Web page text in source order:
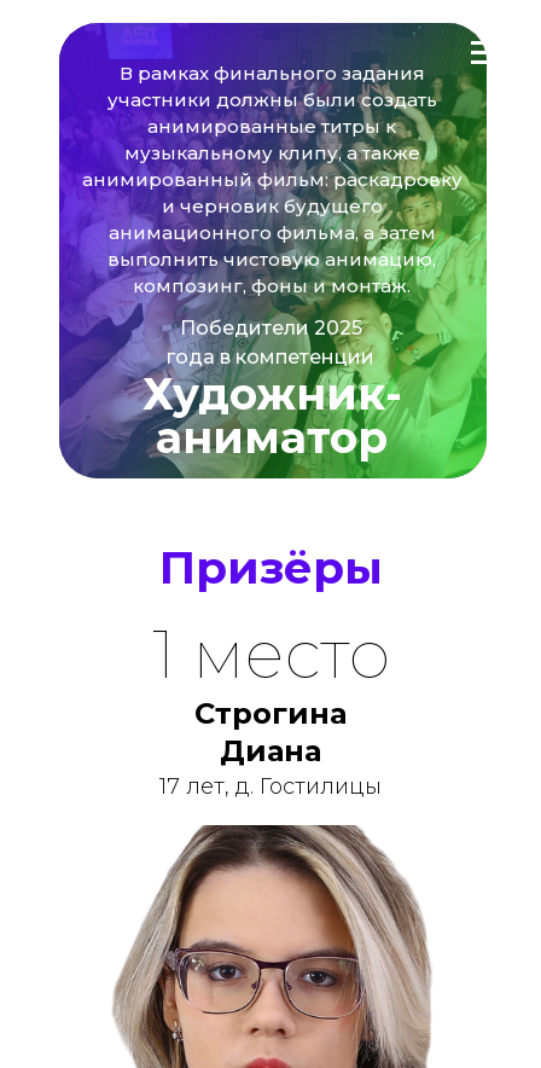
Художник-
аниматор
Победители 2025
года в компетенции
В рамках финального задания
участники должны были создать
анимированные титры к
музыкальному клипу, а также
анимированный фильм: раскадровку
и черновик будущего
анимационного фильма, а затем
выполнить чистовую анимацию,
композинг, фоны и монтаж.
Строгина
Диана
17 лет, д. Гостилицы
1 место
Призёры